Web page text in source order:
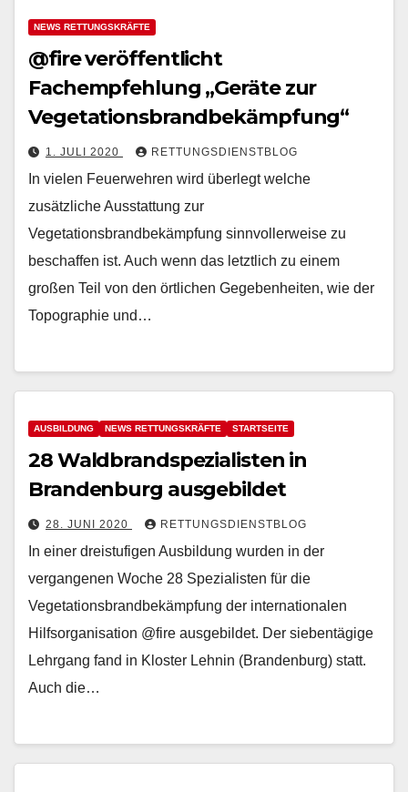
NEWS RETTUNGSKRÄFTE
@fire veröffentlicht
Fachempfehlung „Geräte zur
Vegetationsbrandbekämpfung“
1. JULI 2020 RETTUNGSDIENSTBLOG
In vielen Feuerwehren wird überlegt welche
zusätzliche Ausstattung zur
Vegetationsbrandbekämpfung sinnvollerweise zu
beschaffen ist. Auch wenn das letztlich zu einem
großen Teil von den örtlichen Gegebenheiten, wie der
Topographie und…
AUSBILDUNG NEWS RETTUNGSKRÄFTE STARTSEITE
28 Waldbrandspezialisten in
Brandenburg ausgebildet
28. JUNI 2020 RETTUNGSDIENSTBLOG
In einer dreistufigen Ausbildung wurden in der
vergangenen Woche 28 Spezialisten für die
Vegetationsbrandbekämpfung der internationalen
Hilfsorganisation @fire ausgebildet. Der siebentägige
Lehrgang fand in Kloster Lehnin (Brandenburg) statt.
Auch die…